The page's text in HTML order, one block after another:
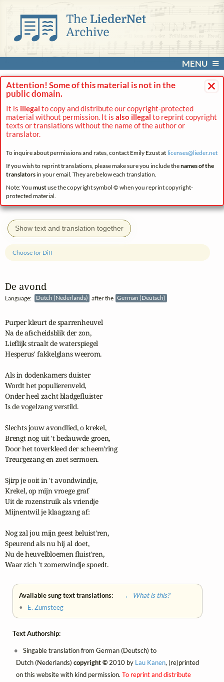
MENU
×
Attention! Some of this material is not in the
public domain.
It is illegal to copy and distribute our copyright-protected
material without permission. It is also illegal to reprint copyright
texts or translations without the name of the author or
translator.
To inquire about permissions and rates, contact Emily Ezust at licenses@lieder.net
If you wish to reprint translations, please make sure you include thenames of the
translatorsin your email. They are below each translation.
Note: You mustuse the copyright symbol © when you reprint copyright-
protected material.
Show text and translation together
De avond
Language: Dutch (Nederlands) after the German (Deutsch)
Choose for Diff
Purper kleurt de sparrenheuvel
Na de afscheidsblik der zon,
Lieflijk straalt de waterspiegel
Hesperus' fakkelglans weerom.
Als in dodenkamers duister
Wordt het populierenveld,
Onder heel zacht bladgefluister
Is de vogelzang verstild.
Slechts jouw avondlied, o krekel,
Brengt nog uit 't bedauwde groen,
Door het toverkleed der scheem'ring
Treurgezang en zoet sermoen.
Sjirp je ooit in 't avondwindje,
Krekel, op mijn vroege graf
Uit de rozenstruik als vriendje
Mijnentwil je klaagzang af:
Nog zal jou mijn geest beluist'ren,
Speurend als nu hij al doet,
Nu de heuvelbloemen fluist'ren,
Waar zich 't zomerwindje spoedt.
Available sung text translations:
← What is this?
• E. Zumsteeg
Text Authorship:
Singable translation from German (Deutsch) to
Dutch (Nederlands) copyright ©2010 by Lau Kanen, (re)printed
on this website with kind permission. To reprint and distribute